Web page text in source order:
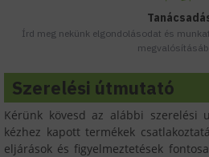
Írd meg nekünk elgondolásodat és
Szerelési útmutató
Kérünk kövesd az alábbi szerelési
kézhez kapott termékek
eljárások és figyelmeztetések